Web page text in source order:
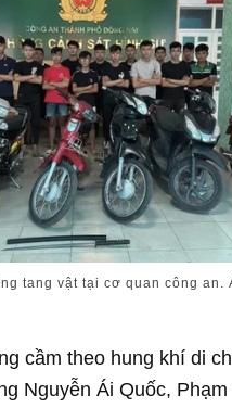
tang vật tại cơ quan công an.
cầm theo hung khí di
Nguyễn Ái Quốc, Phạm